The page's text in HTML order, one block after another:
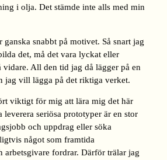
i olja. Det stämde inte alls med min
ganska snabbt på motivet. Så snart jag
det, må det vara lyckat eller
All den tid jag då lägger på en
jag vill lägga på det riktiga verket.
viktigt för mig att lära mig det här
leverera seriösa prototyper är en stor
och uppdrag eller söka
något som framtida
arbetsgivare fordrar. Därför trälar jag